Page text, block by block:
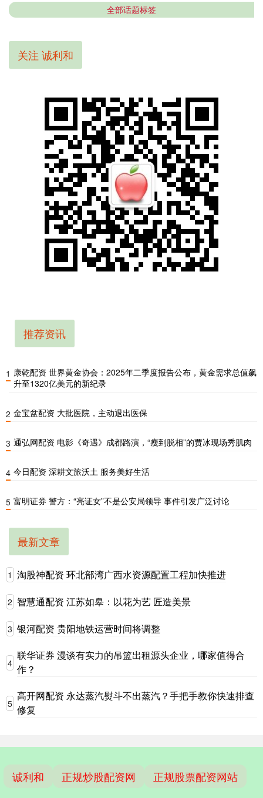
全部话题标签
关注 诚利和
推荐资讯
1 康乾配资 世界黄金协会：2025年二季度报告公布，黄金需求总值飙
升至1320亿美元的新纪录
2 金宝盆配资 大批医院，主动退出医保
3 通弘网配资 电影《奇遇》成都路演，“瘦到脱相”的贾冰现场秀肌肉
4 今日配资 深耕文旅沃土 服务美好生活
5 富明证券 警方：“亮证女”不是公安局领导 事件引发广泛讨论
最新文章
1 淘股神配资 环北部湾广西水资源配置工程加快推进
2 智慧通配资 江苏如皋：以花为艺 匠造美景
3 银河配资 贵阳地铁运营时间将调整
4
联华证券 漫谈有实力的吊篮出租源头企业，哪家值得合
作？
5
高开网配资 永达蒸汽熨斗不出蒸汽？手把手教你快速排查
修复
诚利和 正规炒股配资网 正规股票配资网站